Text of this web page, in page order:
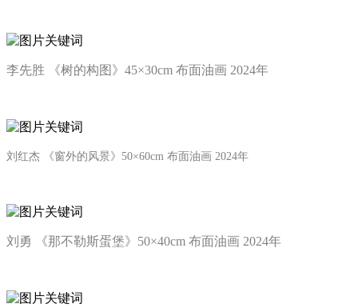
李先胜 《树的构图》45×30cm 布面油画 2024年
刘红杰 《窗外的风景》50×60cm 布面油画 2024年
刘勇 《那不勒斯蛋堡》50×40cm 布面油画 2024年